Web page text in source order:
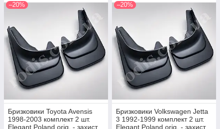
–20%
Бризковики Toyota Avensis
1998-2003 комплект 2 шт.
Elegant Poland orig. - захист
–20%
Бризковики Volkswagen Jetta
3 1992-1999 комплект 2 шт.
Elegant Poland orig. - захист